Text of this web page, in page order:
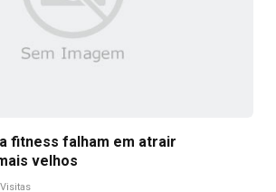
fitness falham em atrair
velhos
Visitas